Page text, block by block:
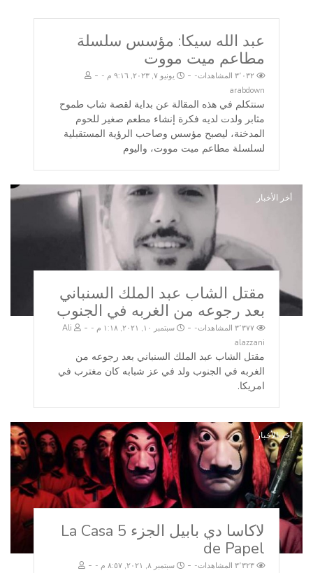
عبد الله سيكا: مؤسس سلسلة
مطاعم ميت مووت
٣٬٠٣٢ المشاهدات - يونيو ٧, ٢٠٢٣, ٩:١٦ م -
arabdown
سنتكلم في هذه المقالة عن بداية لقصة شاب طموح
مثابر ولدت لديه فكرة إنشاء مطعم صغير للحوم
المدخنة، ليصبح مؤسس وصاحب الرؤية المستقبلية
لسلسلة مطاعم ميت مووت، واليوم
أخر الأخبار
مقتل الشاب عبد الملك السنباني
بعد رجوعه من الغربه في الجنوب
٣٬٣٧٧ المشاهدات - سبتمبر ١٠, ٢٠٢١, ١:١٨ م -
Ali
alazzani
مقتل الشاب عبد الملك السنباني بعد رجوعه من
الغربه في الجنوب ولد في عز شبابه كان مغترب في
امريكا.
أخر الأخبار
لاكاسا دي بابيل الجزء 5 La Casa
de Papel
٣٬٣٢٣ المشاهدات - سبتمبر ٨, ٢٠٢١, ٨:٥٧ م -